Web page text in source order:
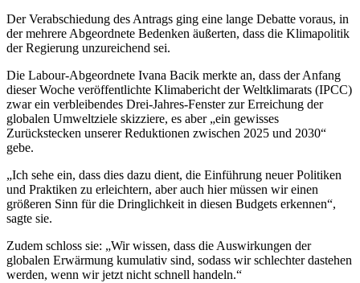
Der Verabschiedung des Antrags ging eine lange Debatte voraus, in
der mehrere Abgeordnete Bedenken äußerten, dass die Klimapolitik
der Regierung unzureichend sei.
Die Labour-Abgeordnete Ivana Bacik merkte an, dass der Anfang
dieser Woche veröffentlichte Klimabericht der Weltklimarats (IPCC)
zwar ein verbleibendes Drei-Jahres-Fenster zur Erreichung der
globalen Umweltziele skizziere, es aber „ein gewisses
Zurückstecken unserer Reduktionen zwischen 2025 und 2030“
gebe.
„Ich sehe ein, dass dies dazu dient, die Einführung neuer Politiken
und Praktiken zu erleichtern, aber auch hier müssen wir einen
größeren Sinn für die Dringlichkeit in diesen Budgets erkennen“,
sagte sie.
Zudem schloss sie: „Wir wissen, dass die Auswirkungen der
globalen Erwärmung kumulativ sind, sodass wir schlechter dastehen
werden, wenn wir jetzt nicht schnell handeln.“